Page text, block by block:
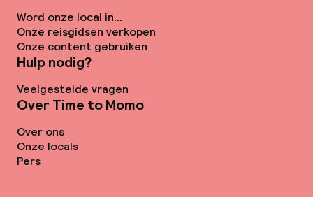
Word onze local in...
Onze reisgidsen verkopen
Onze content gebruiken
Hulp nodig?
Veelgestelde vragen
Over Time to Momo
Over ons
Onze locals
Pers